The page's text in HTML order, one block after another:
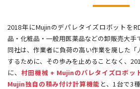
2018年にMujinのデパレタイズロボットを
品・化粧品・一般用医薬品などの卸販売大手
同社は、作業者に負荷の高い作業を廃した
するために、その歩みを止めることなく、
に、 村田機械 + Mujinのパレタイズロボッ
Mujin独自の積み付け計算機能 と、1台で3